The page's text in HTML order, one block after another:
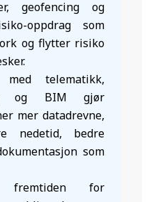
geofencing og
oppdrag som
og flytter risiko
med telematikk,
og BIM gjør
mer datadrevne,
nedetid, bedre
som
for